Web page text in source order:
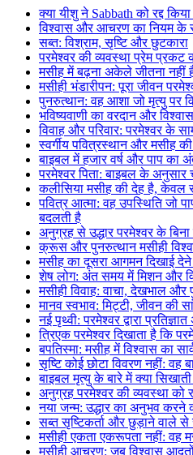
क्या यीशु ने Sabbath को रद्द
विश्वास और आचरण का नियम के
सब्त: विश्राम, सृष्टि और छुटकारा
परमेश्वर की व्यवस्था प्रेम प्रकट
मसीह में बढ़ना अकेले जीतना नहीं
मसीही भंडारीपन: पूरा जीवन
पुनरुत्थान: वह आशा जो मृत्यु पर
भविष्यवाणी का वरदान और
विवाह और परिवार: परमेश्वर के
स्वर्गीय पवित्रस्थान और मसीह की
बाइबल में हजार वर्ष और पाप का
परमेश्वर पिता: बाइबल के
कलीसिया मसीह की देह है, केवल
पवित्र आत्मा: वह उपस्थिति जो
बदलती है
अनुग्रह से उद्धार परमेश्वर के
क्रूस और पुनरुत्थान मसीही
मसीह का दूसरा आगमन दिखाई देने
शेष लोग: अंत समय में मिशन और
मसीही विवाह: वाचा, देखभाल और
मानव स्वभाव: मिट्टी, जीवन की
नई पृथ्वी: परमेश्वर द्वारा
त्रिएक परमेश्वर दिखाता है कि
बपतिस्मा: मसीह में विश्वास का
सृष्टि कोई छोटा विवरण नहीं: वह
बाइबल मृत्यु के बारे में क्या
अनुग्रह परमेश्वर की व्यवस्था को
नया जन्म: उद्धार का अनुभव करने
सब्त सृष्टिकर्ता और छुड़ाने वाले
मसीही एकता एकरूपता नहीं: वह
मसीही आचरण: जब विश्वास